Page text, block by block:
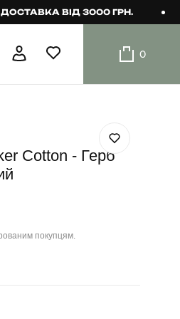
ВІД 3000 ГРН.
0
Cotton - Герб
покупцям.